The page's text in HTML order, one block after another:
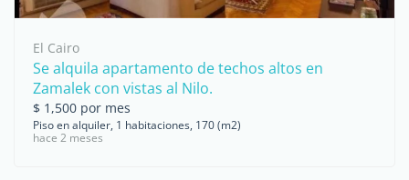
El Cairo
Se alquila apartamento de techos altos en
Zamalek con vistas al Nilo.
$ 1,500 por mes
Piso en alquiler, 1 habitaciones, 170 (m2)
hace 2 meses